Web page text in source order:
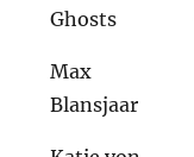
Ghosts
Max
Blansjaar